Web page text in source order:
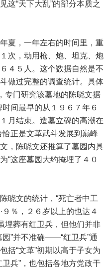
这“天下大乱”的部分本质之
，一年左右的时间里，重
次，动用枪、炮、坦克、炮
４５人。这个数据自然是不
做过完整的调查统计。具体
专门研究该墓地的陈晓文据
间最早的从１９６７年６
月结束。造墓立碑的高潮在
恰正是文革武斗发展到巅峰
，陈晓文还推算了墓园内具
“这座墓园大约掩埋了４０
文的统计，“死亡者中工
９％，２６岁以上的也达４
埋葬有红卫兵，但他们并非
园”并不准确——“红卫兵”通
括“文革”初期以高于子女为
兵”，也包括各地方党政干